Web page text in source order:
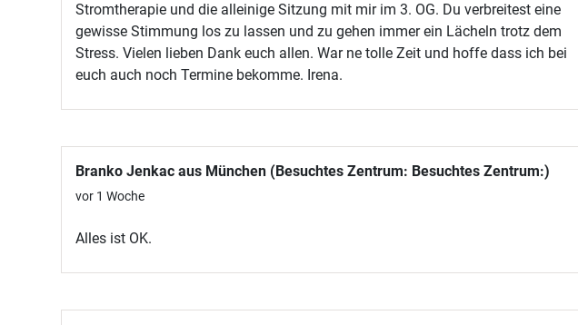
Stromtherapie und die alleinige Sitzung mit mir im 3. OG. Du verbreitest eine
gewisse Stimmung los zu lassen und zu gehen immer ein Lächeln trotz dem
Stress. Vielen lieben Dank euch allen. War ne tolle Zeit und hoffe dass ich bei
euch auch noch Termine bekomme. Irena.
Branko Jenkac aus München (Besuchtes Zentrum: Besuchtes Zentrum:)
vor 1 Woche
Alles ist OK.